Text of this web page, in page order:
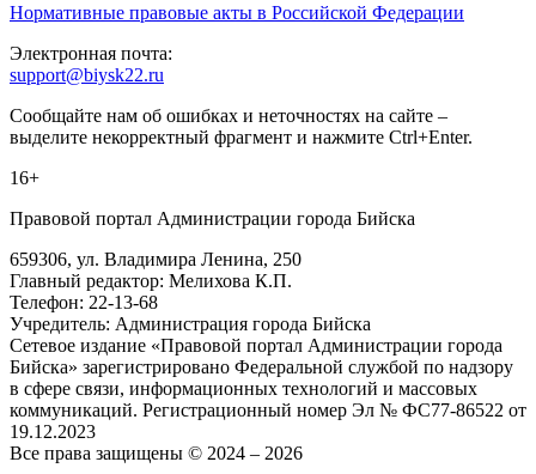
Нормативные правовые акты в Российской Федерации
Электронная почта:
support@biysk22.ru
Сообщайте нам об ошибках и неточностях на сайте –
выделите некорректный фрагмент и нажмите Ctrl+Enter.
16+
Правовой портал Администрации города Бийска
659306, ул. Владимира Ленина, 250
Главный редактор: Мелихова К.П.
Телефон: 22-13-68
Учредитель: Администрация города Бийска
Сетевое издание «Правовой портал Администрации города
Бийска» зарегистрировано Федеральной службой по надзору
в сфере связи, информационных технологий и массовых
коммуникаций. Регистрационный номер Эл № ФС77-86522 от
19.12.2023
Все права защищены © 2024 – 2026